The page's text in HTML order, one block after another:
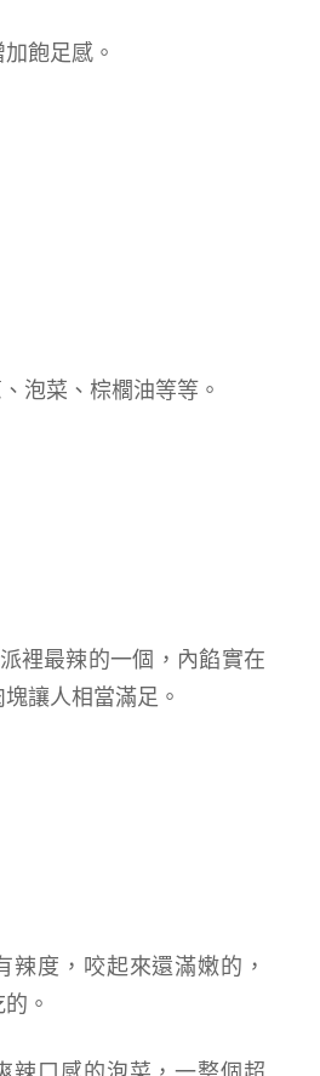
飽足感。
泡菜、棕櫚油等等。
裡最辣的一個，內餡實在
讓人相當滿足。
辣度，咬起來還滿嫩的，
。